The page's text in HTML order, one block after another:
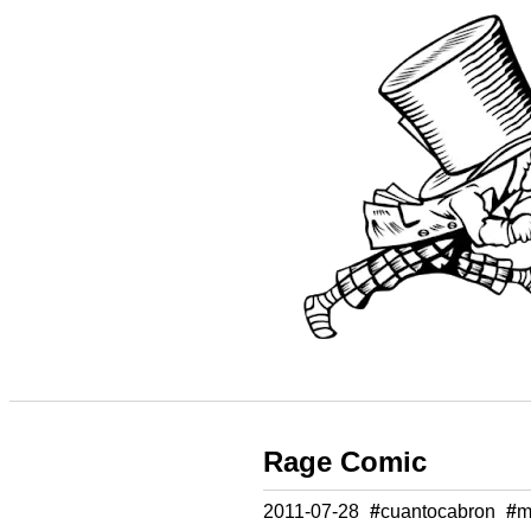
Rage Comic
2011-07-28 #cuantocabron #